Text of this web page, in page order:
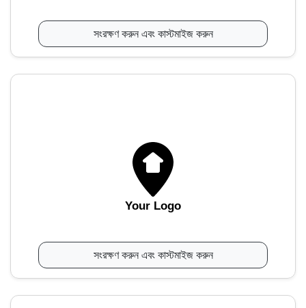
সংরক্ষণ করুন এবং কাস্টমাইজ করুন
Your Logo
সংরক্ষণ করুন এবং কাস্টমাইজ করুন